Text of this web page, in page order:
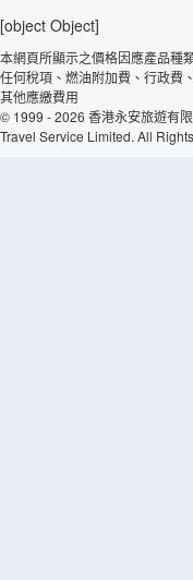
[object Object]
本網頁所顯示之價格因應產品種
任何稅項、燃油附加費、行政費
其他應繳費用
© 1999 - 2026 香港永安旅遊有
Travel Service Limited. All